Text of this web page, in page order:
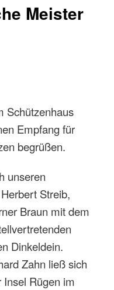
Meister
Schützenhaus
Empfang für
begrüßen.
unseren
Streib,
Braun mit dem
Dinkeldein.
Zahn ließ sich
Rügen im